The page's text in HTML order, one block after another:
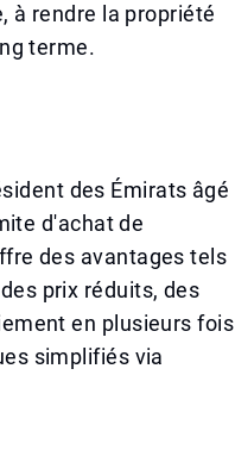
à rendre la propriété
terme.
des Émirats âgé
d'achat de
des avantages tels
prix réduits, des
en plusieurs fois
simplifiés via